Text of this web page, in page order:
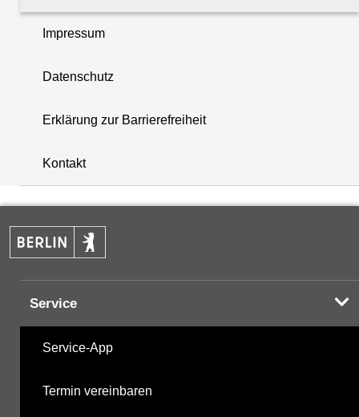
+
−
Impressum
Datenschutz
Erklärung zur Barrierefreiheit
Kontakt
Service
Service-App
Termin vereinbaren